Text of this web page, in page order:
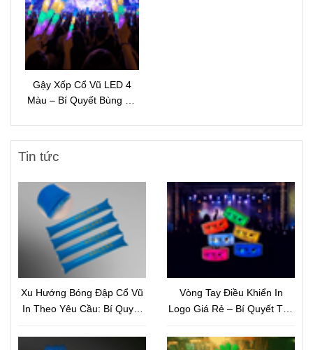
Gậy Xốp Cổ Vũ LED 4
Màu – Bí Quyết Bùng Nổ
Tin tức
Xu Hướng Bóng Đập Cổ Vũ
In Theo Yêu Cầu: Bí Quyết
Vòng Tay Điều Khiển In
Logo Giá Rẻ – Bí Quyết Tạo
Nổ Và Nâng Tầm Thương